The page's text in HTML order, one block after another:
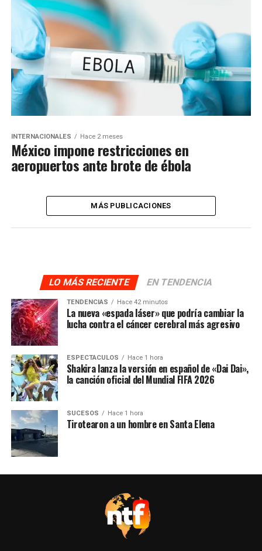
INTERNACIONALES Hace 2 meses
México impone restricciones en
aeropuertos ante brote de ébola
MÁS PUBLICACIONES
LO MÁS RECIENTE EN TENDENCIA
TENDENCIAS Hace 42 minutos
La nueva «espada láser» que podría cambiar la
lucha contra el cáncer cerebral más agresivo
ESPECTACULOS Hace 1 hora
Shakira lanza la versión en español de «Dai Dai»,
la canción oficial del Mundial FIFA 2026
SUCESOS Hace 1 hora
Tirotearon a un hombre en Santa Elena